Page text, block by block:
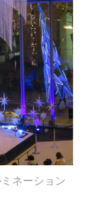
ネーション